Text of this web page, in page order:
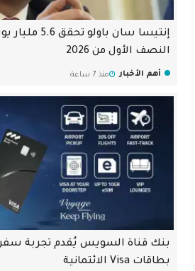
إنتيسا سان
النصف الأول من 2026
أهم الأخبار منذ 7 ساعة
بنك قناة السويس يُقدم تجربة سفر
بطاقات Visa الائتمانية